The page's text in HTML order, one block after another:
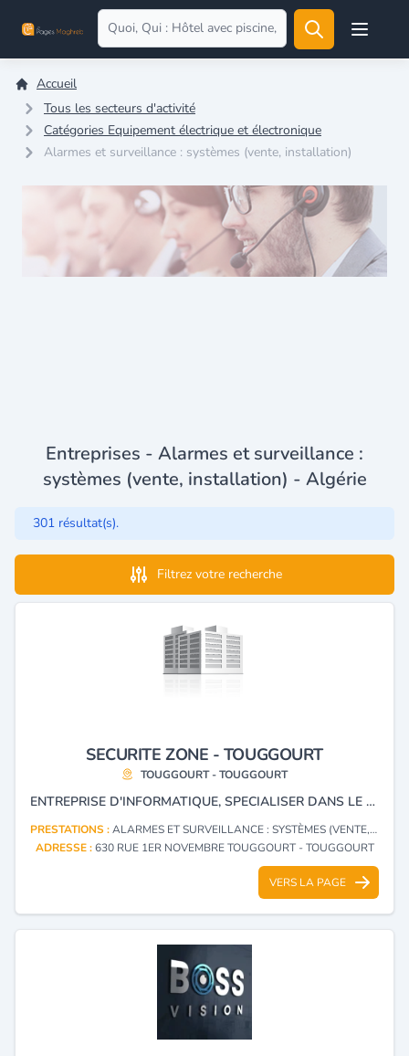
Open
Accueil
Tous les secteurs d'activité
Catégories Equipement électrique et électronique
Alarmes et surveillance : systèmes (vente, installation)
Entreprises - Alarmes et surveillance :
systèmes (vente, installation) - Algérie
301 résultat(s).
Filtrez votre recherche
SECURITE ZONE - TOUGGOURT
TOUGGOURT - TOUGGOURT
ENTREPRISE D'INFORMATIQUE, SPECIALISER DANS LE VENTE, L’INSTALLATION, MAINTENANCE DE DIFFERENTE CAMERA DE SURVEILLANCE, ANTI INTRUSION, CONTROLE D’ACCES, SECURITE INCENDIE, INTERVENTION SUR TOUS SITES, RESEAU INFORMATIQUE, RESEAU TELEPHONIQUE.
PRESTATIONS :ALARMES ET SURVEILLANCE : SYSTÈMES (VENTE, INSTALLATION)
ADRESSE :630 RUE 1ER NOVEMBRE TOUGGOURT - TOUGGOURT
VERS LA PAGE